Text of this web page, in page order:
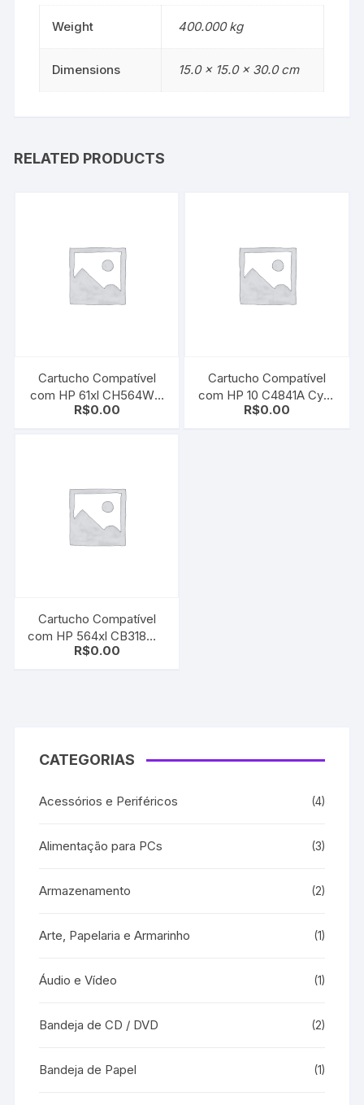
Weight 400.000 kg
Dimensions 15.0 × 15.0 × 30.0 cm
RELATED PRODUCTS
Cartucho Compatível
com HP 61xl CH564WN
Color | Deskjet 3000 |
R$0.00
Cartucho Compatível
com HP 10 C4841A Cyan
| Deskjet 2000c/
R$0.00
Cartucho Compatível
com HP 564xl CB318WL
| CB323WN Cyan |
R$0.00
CATEGORIAS
Acessórios e Periféricos (4)
Alimentação para PCs (3)
Armazenamento (2)
Arte, Papelaria e Armarinho (1)
Áudio e Vídeo (1)
Bandeja de CD / DVD (2)
Bandeja de Papel (1)